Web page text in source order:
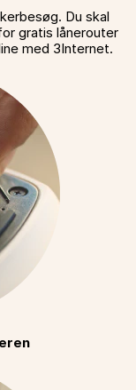
Du skal
gratis lånerouter
med 3Internet.